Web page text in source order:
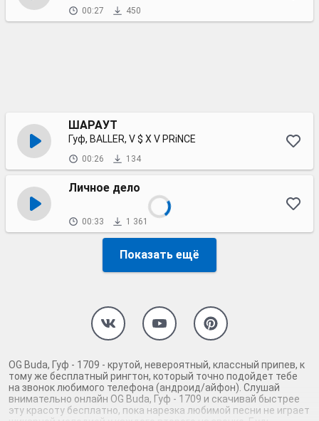
00:27 450
ШАРАУТ
Гуф, BALLER, V $ X V PRiNCE
00:26 134
Личное дело
00:33 1 361
Показать ещё
OG Buda, Гуф - 1709 - крутой, невероятный, классный припев, к
тому же бесплатный рингтон, который точно подойдет тебе
на звонок любимого телефона (андроид/айфон). Слушай
внимательно онлайн OG Buda, Гуф - 1709 и скачивай быстрее
эту красоту бесплатно, пока нарезка любимой песни не играет